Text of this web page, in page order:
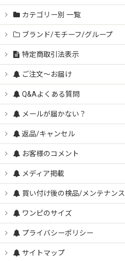
カテゴリー別 一覧
ブランド/モチーフ/グループ
特定商取引法表示
ご注文～お届け
Q&Aよくある質問
メールが届かない？
返品/キャンセル
お客様のコメント
メディア掲載
買い付け後の検品/メンテナンス
ワンピのサイズ
プライバシーポリシー
サイトマップ